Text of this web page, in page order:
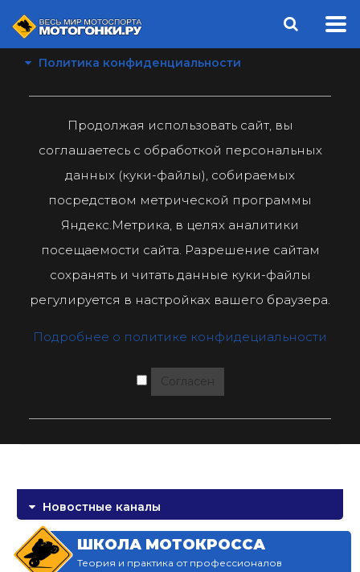
Политика конфиденциальности
Продолжая использовать сайт, вы
соглашаетесь с обработкой персональных
данных (куки-файлы), собираемых
посредством метрической программы
Яндекс.Метрика, в целях аналитики
посещаемости сайта. Разрешение сайтам
сохранять и читать данные куки-файлы
регулируется в настройках вашего браузера.
Подробнее о политике конфидециальности
Согласен
Новостные каналы
ШКОЛА МОТОКРОССА
Теория и практика от профессионалов